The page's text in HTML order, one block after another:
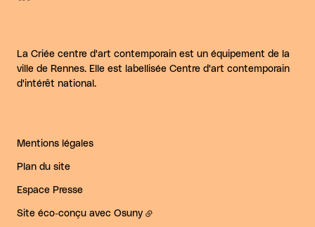
La Criée centre d'art contemporain est un équipement de la
ville de Rennes. Elle est labellisée Centre d'art contemporain
d'intérêt national.
Mentions légales
Plan du site
Espace Presse
Site éco-conçu avec Osuny